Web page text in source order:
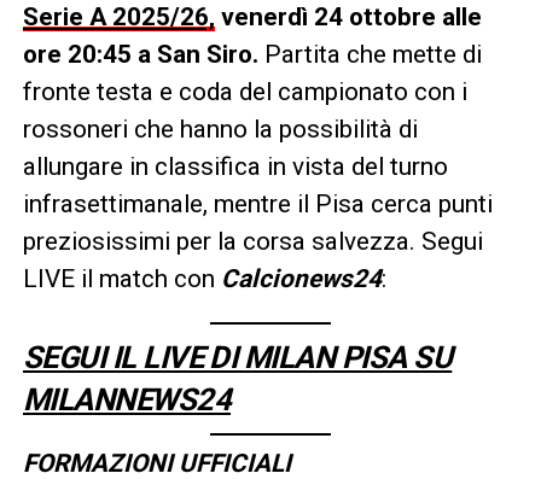
Serie A 2025/26, venerdì 24 ottobre alle
ore 20:45 a San Siro. Partita che mette di
fronte testa e coda del campionato con i
rossoneri che hanno la possibilità di
allungare in classifica in vista del turno
infrasettimanale, mentre il Pisa cerca punti
preziosissimi per la corsa salvezza. Segui
LIVE il match con Calcionews24:
SEGUI IL LIVE DI MILAN PISA SU
MILANNEWS24
FORMAZIONI UFFICIALI